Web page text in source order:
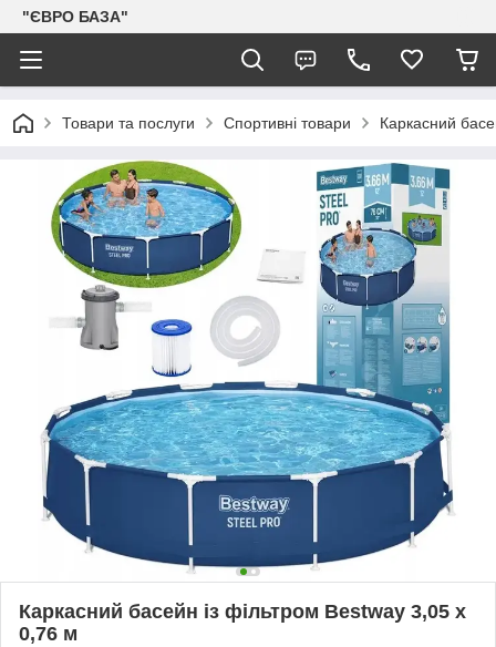
"ЄВРО БАЗА"
Товари та послуги Спортивні товари Каркасний
Каркасний басейн із фільтром Bestway 3,05 х
0,76 м